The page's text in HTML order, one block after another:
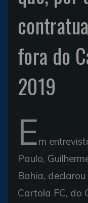
fora do
2019
Em
Paulo,
Bahia,
Cartola FC, do